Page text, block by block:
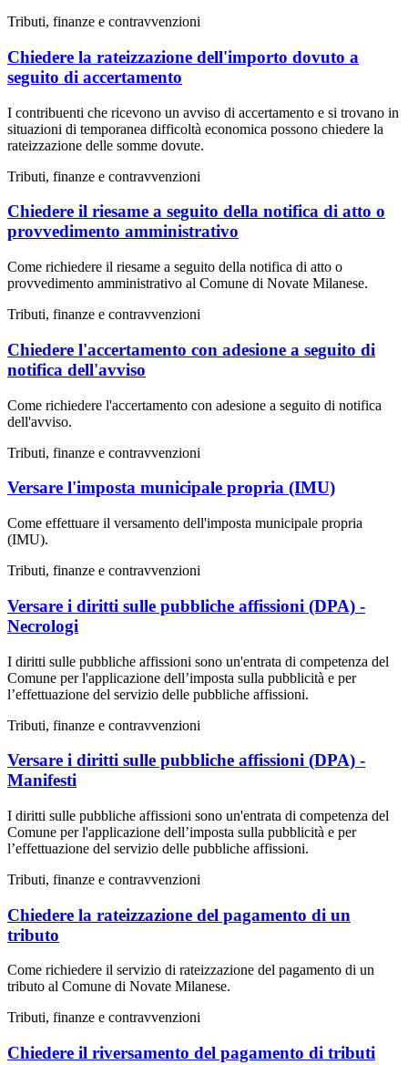
Tributi, finanze e contravvenzioni
Chiedere la rateizzazione dell'importo dovuto a
seguito di accertamento
I contribuenti che ricevono un avviso di accertamento e si trovano in
situazioni di temporanea difficoltà economica possono chiedere la
rateizzazione delle somme dovute.
Tributi, finanze e contravvenzioni
Chiedere il riesame a seguito della notifica di atto o
provvedimento amministrativo
Come richiedere il riesame a seguito della notifica di atto o
provvedimento amministrativo al Comune di Novate Milanese.
Tributi, finanze e contravvenzioni
Chiedere l'accertamento con adesione a seguito di
notifica dell'avviso
Come richiedere l'accertamento con adesione a seguito di notifica
dell'avviso.
Tributi, finanze e contravvenzioni
Versare l'imposta municipale propria (IMU)
Come effettuare il versamento dell'imposta municipale propria
(IMU).
Tributi, finanze e contravvenzioni
Versare i diritti sulle pubbliche affissioni (DPA) -
Necrologi
I diritti sulle pubbliche affissioni sono un'entrata di competenza del
Comune per l'applicazione dell’imposta sulla pubblicità e per
l’effettuazione del servizio delle pubbliche affissioni.
Tributi, finanze e contravvenzioni
Versare i diritti sulle pubbliche affissioni (DPA) -
Manifesti
I diritti sulle pubbliche affissioni sono un'entrata di competenza del
Comune per l'applicazione dell’imposta sulla pubblicità e per
l’effettuazione del servizio delle pubbliche affissioni.
Tributi, finanze e contravvenzioni
Chiedere la rateizzazione del pagamento di un
tributo
Come richiedere il servizio di rateizzazione del pagamento di un
tributo al Comune di Novate Milanese.
Tributi, finanze e contravvenzioni
Chiedere il riversamento del pagamento di tributi